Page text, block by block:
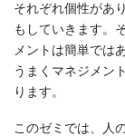
それぞれ個性があ
もしていきます。
メントは簡単では
うまくマネジメン
ります。
このゼミでは、人